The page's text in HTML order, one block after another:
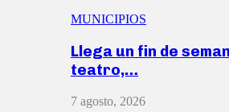
MUNICIPIOS
Llega un fin de
teatro,…
7 agosto, 2026